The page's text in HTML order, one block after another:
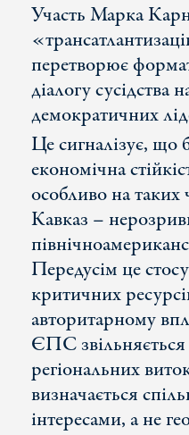
Участь Марка
перетворює
діалогу сусідства
демократичних
Це сигналізує, що
економічна
особливо на
Кавказ –
Передусім це
критичних
авторитарному
ЄПС звільняється
регіональних
визначається
інтересами, а не